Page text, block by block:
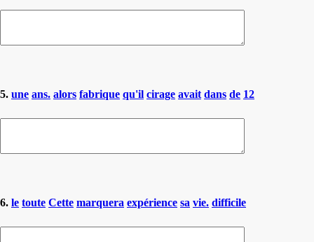
5. une ans. alors fabrique qu'il cirage avait dans de 12
6. le toute Cette marquera expérience sa vie. difficile